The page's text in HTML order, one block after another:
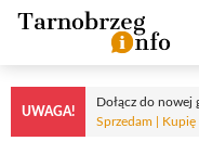
Przejdź
treści
UWAGA!
Dołącz do nowej
Sprzedam | Kupię